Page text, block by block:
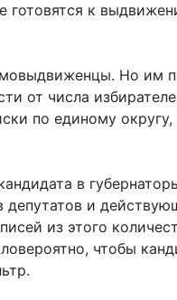
готовятся к
Но им
от числа
по единому
в
и
из этого
чтобы